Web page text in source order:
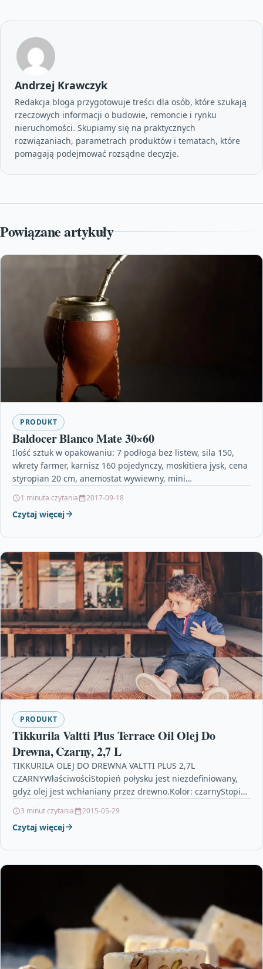
Andrzej Krawczyk
Redakcja bloga przygotowuje treści dla osób, które szukają
rzeczowych informacji o budowie, remoncie i rynku
nieruchomości. Skupiamy się na praktycznych
rozwiązaniach, parametrach produktów i tematach, które
pomagają podejmować rozsądne decyzje.
Powiązane artykuły
PRODUKT
Baldocer Blanco Mate 30×60
Ilość sztuk w opakowaniu: 7 podłoga bez listew, sila 150,
wkrety farmer, karnisz 160 pojedynczy, moskitiera jysk, cena
styropian 20 cm, anemostat wywiewny, mini…
1 minuta czytania 2017-09-18
Czytaj więcej
PRODUKT
Tikkurila Valtti Plus Terrace Oil Olej Do
Drewna, Czarny, 2,7 L
TIKKURILA OLEJ DO DREWNA VALTTI PLUS 2,7L
CZARNYWłaściwościStopień połysku jest niezdefiniowany,
gdyż olej jest wchłaniany przez drewno.Kolor: czarnyStopień
3 minut czytania 2015-05-29
Czytaj więcej